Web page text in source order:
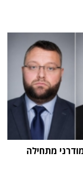
מתחילה